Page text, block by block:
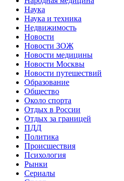
Наука
Наука и техника
Недвижимость
Новости
Новости ЗОЖ
Новости медицины
Новости Москвы
Новости путешествий
Образование
Общество
Около спорта
Отдых в России
Отдых за границей
ПДД
Политика
Происшествия
Психология
Рынки
Сериалы